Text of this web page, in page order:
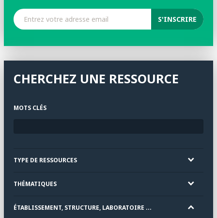
CHERCHEZ UNE RESSOURCE
MOTS CLÉS
TYPE DE RESSOURCES
THÉMATIQUES
ÉTABLISSEMENT, STRUCTURE, LABORATOIRE ...